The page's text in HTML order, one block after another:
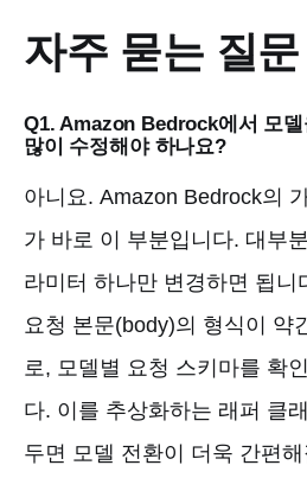
자주 묻는 질
Q1. Amazon Bedrock에서 모
많이 수정해야 하나요?
아니요. Amazon Bedrock의
가 바로 이 부분입니다. 대부
라미터 하나만 변경하면 됩니
요청 본문(body)의 형식이 약
로, 모델별 요청 스키마를 확
다. 이를 추상화하는 래퍼 클
두면 모델 전환이 더욱 간편